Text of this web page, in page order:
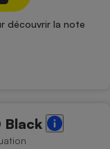
découvrir la note
Black